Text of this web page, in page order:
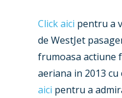
Click aici pentru a
de WestJet
frumoasa actiune
aeriana in 2013 cu
aici pentru a